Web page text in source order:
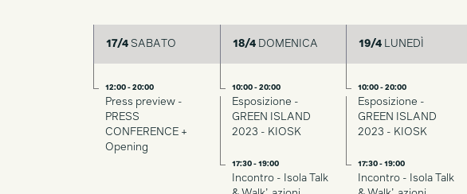
17/4 SABATO
12:00 - 20:00
Press preview -
PRESS
CONFERENCE +
Opening
18/4DOMENICA
10:00 - 20:00
Esposizione -
GREEN ISLAND
2023 - KIOSK
17:30 - 19:00
Incontro - Isola Talk
19/4 LUNEDÌ
10:00 - 20:00
Esposizione -
GREEN ISLAND
2023 - KIOSK
17:30 - 19:00
Incontro - Isola Talk